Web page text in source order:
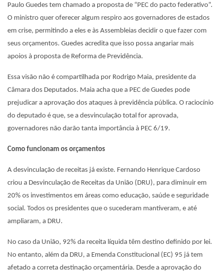
Paulo Guedes tem chamado a proposta de “PEC do pacto federativo”.
O ministro quer oferecer algum respiro aos governadores de estados
em crise, permitindo a eles e às Assembleias decidir o que fazer com
seus orçamentos. Guedes acredita que isso possa angariar mais
apoios à proposta de Reforma de Previdência.
Essa visão não é compartilhada por Rodrigo Maia, presidente da
Câmara dos Deputados. Maia acha que a PEC de Guedes pode
prejudicar a aprovação dos ataques à previdência pública. O raciocínio
do deputado é que, se a desvinculação total for aprovada,
governadores não darão tanta importância à PEC 6/19.
Como funcionam os orçamentos
A desvinculação de receitas já existe. Fernando Henrique Cardoso
criou a Desvinculação de Receitas da União (DRU), para diminuir em
20% os investimentos em áreas como educação, saúde e seguridade
social. Todos os presidentes que o sucederam mantiveram, e até
ampliaram, a DRU.
No caso da União, 92% da receita líquida têm destino definido por lei.
No entanto, além da DRU, a Emenda Constitucional (EC) 95 já tem
afetado a correta destinação orçamentária. Desde a aprovação do